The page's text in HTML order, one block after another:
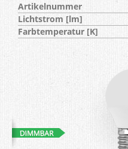
Artikelnummer
Lichtstrom [lm]
Farbtemperatur [K]